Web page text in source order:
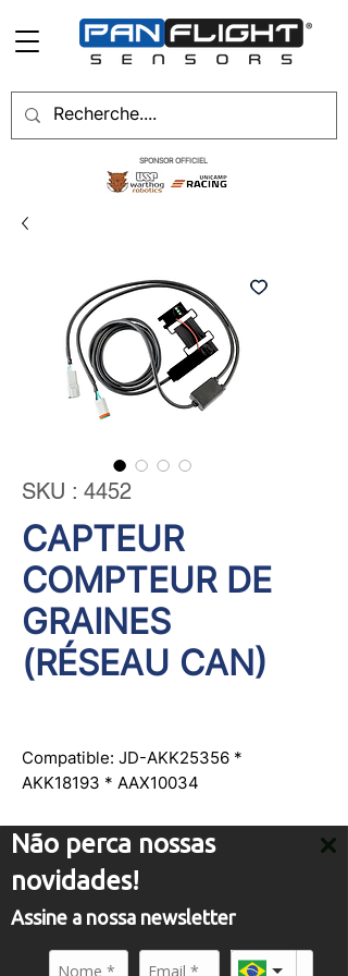
Não perca nossas
novidades!
Assine a nossa newsletter
SPONSOR OFFICIEL
SKU : 4452
CAPTEUR
COMPTEUR DE
GRAINES
(RÉSEAU CAN)
Compatible: JD-AKK25356 *
AKK18193 * AAX10034
SERVICE
comercial01@panflight.com